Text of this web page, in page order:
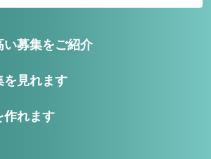
い募集をご紹介
を見れます
作れます